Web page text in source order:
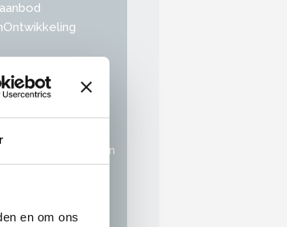
en om ons
3.0:
- Vragen